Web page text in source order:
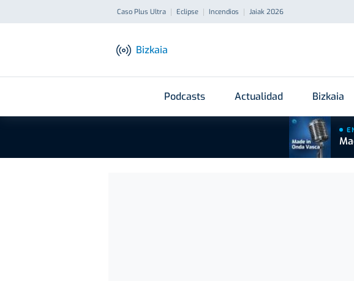
Caso Plus Ultra Eclipse Incendios Jaiak 2026
Bizkaia
Podcasts Actualidad Bizkaia